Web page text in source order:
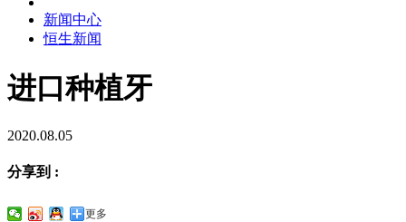
新闻中心
恒生新闻
进口种植牙
2020.08.05
分享到 :
更多